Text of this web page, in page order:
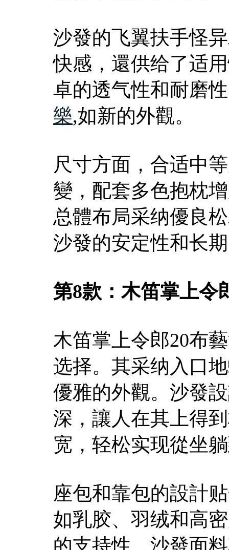
沙發的飞翼扶手怪
快感，還供给了适
卓的透气性和耐磨
樂,如新的外觀。
尺寸方面，合适中
變，配套多色抱枕
总體布局采纳優良
沙發的安定性和长
第8款：木笛掌上令
木笛掌上令郎20布
选择。其采纳入口
優雅的外觀。沙發
深，讓人在其上得
宽，轻松实现從坐
座包和靠包的設計
如乳胶、羽绒和高
的支持性。沙發面